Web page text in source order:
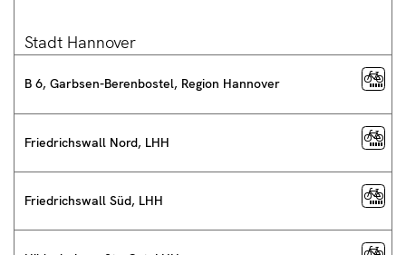
Stadt Hannover
B 6, Garbsen-Berenbostel, Region Hannover
Friedrichswall Nord, LHH
Friedrichswall Süd, LHH